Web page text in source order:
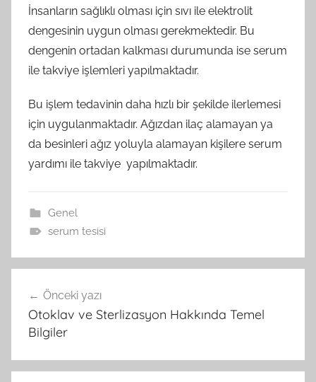
İnsanların sağlıklı olması için sıvı ile elektrolit
dengesinin uygun olması gerekmektedir. Bu
dengenin ortadan kalkması durumunda ise serum
ile takviye işlemleri yapılmaktadır.
Bu işlem tedavinin daha hızlı bir şekilde ilerlemesi
için uygulanmaktadır. Ağızdan ilaç alamayan ya
da besinleri ağız yoluyla alamayan kişilere serum
yardımı ile takviye yapılmaktadır.
Genel
serum tesisi
gezinmesi
Önceki yazı
Otoklav ve Sterlizasyon Hakkında Temel
Bilgiler